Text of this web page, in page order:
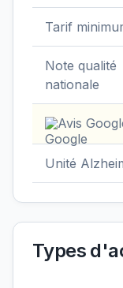
Tarif
Note qualité
nationale
Avis
Unité
Types